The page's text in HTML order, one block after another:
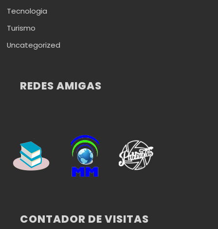
Tecnologia
Turismo
Uncategorized
REDES AMIGAS
CONTADOR DE VISITAS